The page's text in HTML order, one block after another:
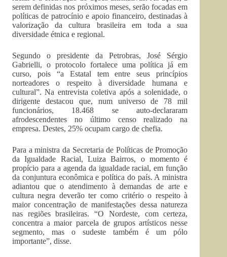
serem definidas nos próximos meses, serão focadas em
políticas de patrocínio e apoio financeiro, destinadas à
valorização da cultura brasileira em toda a sua
diversidade étnica e regional.
Segundo o presidente da Petrobras, José Sérgio
Gabrielli, o protocolo fortalece uma política já em
curso, pois “a Estatal tem entre seus princípios
norteadores o respeito à diversidade humana e
cultural”. Na entrevista coletiva após a solenidade, o
dirigente destacou que, num universo de 78 mil
funcionários, 18.468 se auto-declararam
afrodescendentes no último censo realizado na
empresa. Destes, 25% ocupam cargo de chefia.
Para a ministra da Secretaria de Políticas de Promoção
da Igualdade Racial, Luiza Bairros, o momento é
propício para a agenda da igualdade racial, em função
da conjuntura econômica e política do país. A ministra
adiantou que o atendimento à demandas de arte e
cultura negra deverão ter como critério o respeito à
maior concentração de manifestações dessa natureza
nas regiões brasileiras. “O Nordeste, com certeza,
concentra a maior parcela de grupos artísticos nesse
segmento, mas o sudeste também é um pólo
importante”, disse.